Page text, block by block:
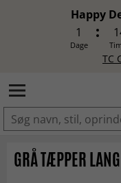
Happy
1
Dage
TC
GRÅ TÆPPER